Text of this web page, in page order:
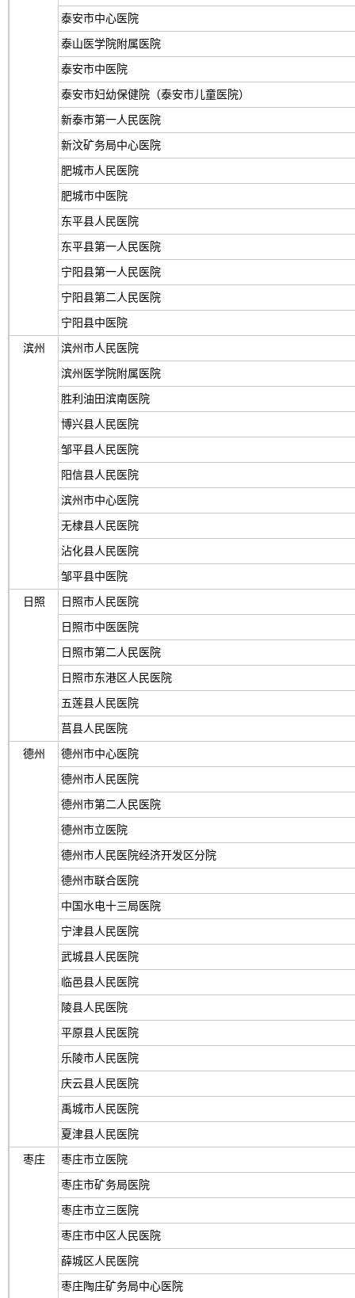
泰安市中心医院
泰山医学院附属医院
泰安市中医院
泰安市妇幼保健院（泰安市儿童医院）
新泰市第一人民医院
新汶矿务局中心医院
肥城市人民医院
肥城市中医院
东平县人民医院
东平县第一人民医院
宁阳县第一人民医院
宁阳县第二人民医院
宁阳县中医院
滨州
滨州市人民医院
滨州医学院附属医院
胜利油田滨南医院
博兴县人民医院
邹平县人民医院
阳信县人民医院
滨州市中心医院
无棣县人民医院
沾化县人民医院
邹平县中医院
日照
日照市人民医院
日照市中医医院
日照市第二人民医院
日照市东港区人民医院
五莲县人民医院
莒县人民医院
德州
德州市中心医院
德州市人民医院
德州市第二人民医院
德州市立医院
德州市人民医院经济开发区分院
德州市联合医院
中国水电十三局医院
宁津县人民医院
武城县人民医院
临邑县人民医院
陵县人民医院
平原县人民医院
乐陵市人民医院
庆云县人民医院
禹城市人民医院
夏津县人民医院
枣庄
枣庄市立医院
枣庄市矿务局医院
枣庄市立三医院
枣庄市中区人民医院
薛城区人民医院
枣庄陶庄矿务局中心医院